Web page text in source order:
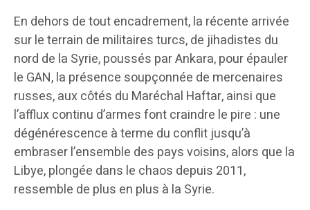
En dehors de tout encadrement, la récente arrivée
sur le terrain de militaires turcs, de jihadistes du
nord de la Syrie, poussés par Ankara, pour épauler
le GAN, la présence soupçonnée de mercenaires
russes, aux côtés du Maréchal Haftar, ainsi que
l’afflux continu d’armes font craindre le pire : une
dégénérescence à terme du conflit jusqu’à
embraser l’ensemble des pays voisins, alors que la
Libye, plongée dans le chaos depuis 2011,
ressemble de plus en plus à la Syrie.